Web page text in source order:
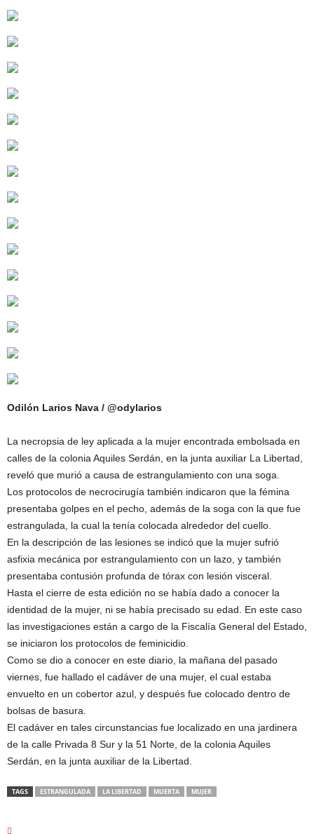
Odilón Larios Nava / @odylarios
La necropsia de ley aplicada a la mujer encontrada embolsada en
calles de la colonia Aquiles Serdán, en la junta auxiliar La Libertad,
reveló que murió a causa de estrangulamiento con una soga.
Los protocolos de necrocirugía también indicaron que la fémina
presentaba golpes en el pecho, además de la soga con la que fue
estrangulada, la cual la tenía colocada alrededor del cuello.
En la descripción de las lesiones se indicó que la mujer sufrió
asfixia mecánica por estrangulamiento con un lazo, y también
presentaba contusión profunda de tórax con lesión visceral.
Hasta el cierre de esta edición no se había dado a conocer la
identidad de la mujer, ni se había precisado su edad. En este caso
las investigaciones están a cargo de la Fiscalía General del Estado,
se iniciaron los protocolos de feminicidio.
Como se dio a conocer en este diario, la mañana del pasado
viernes, fue hallado el cadáver de una mujer, el cual estaba
envuelto en un cobertor azul, y después fue colocado dentro de
bolsas de basura.
El cadáver en tales circunstancias fue localizado en una jardinera
de la calle Privada 8 Sur y la 51 Norte, de la colonia Aquiles
Serdán, en la junta auxiliar de la Libertad.
TAGS ESTRANGULADA LA LIBERTAD MUERTA MUJER